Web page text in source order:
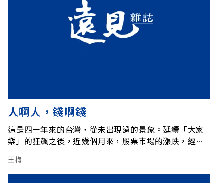
人啊人，錢啊錢
這是四十年來的台灣，從未出現過的景象。延續「大家
樂」的狂飆之後，近幾個月來，股票市場的漲跌，經常
個月內，一路攀升了三千多點之後，又翻身回檔跌落了
二千多點。焦躁、煩悶、不安的情緒，瀰漫了整個股
王梅